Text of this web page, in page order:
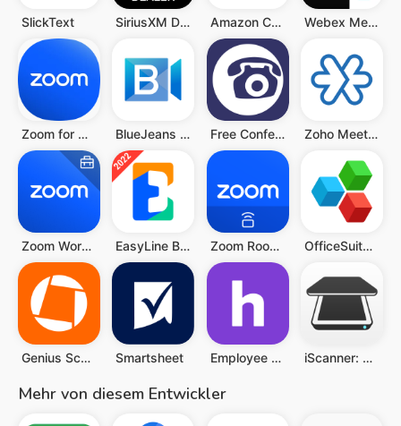
SlickText SiriusXM Dealer Amazon Chime Webex Meetings
Zoom for Chromebook BlueJeans Video Conferencing Free Conference Call Zoho Meeting - Onlinemeetings
Zoom Workplace for Intune EasyLine Business Phone Number Zoom Rooms Controller OfficeSuite: Word, Sheets, PDF
Genius Scan - PDF Scanner Smartsheet Employee Schedule & Time Clock iScanner: PDF-Scanner-App.
Mehr von diesem Entwickler